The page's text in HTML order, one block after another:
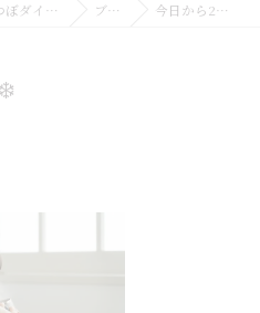
大阪府大阪市の耳つぼなら耳つぼダイエットサロンふーみん ブログ 今日から2月ですね❄️